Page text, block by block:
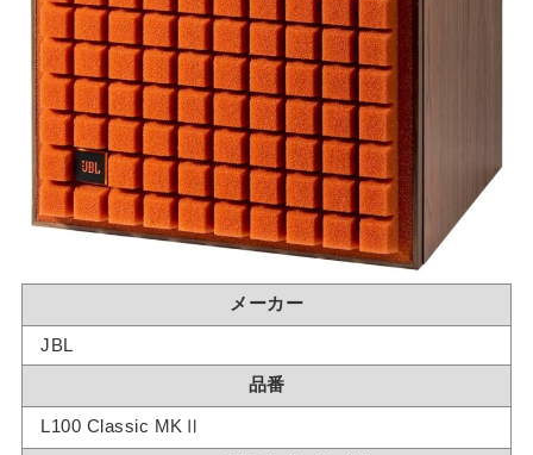
メーカー
JBL
品番
L100 Classic MKⅡ